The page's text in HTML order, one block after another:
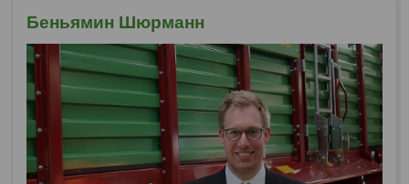
Беньямин Шюрманн